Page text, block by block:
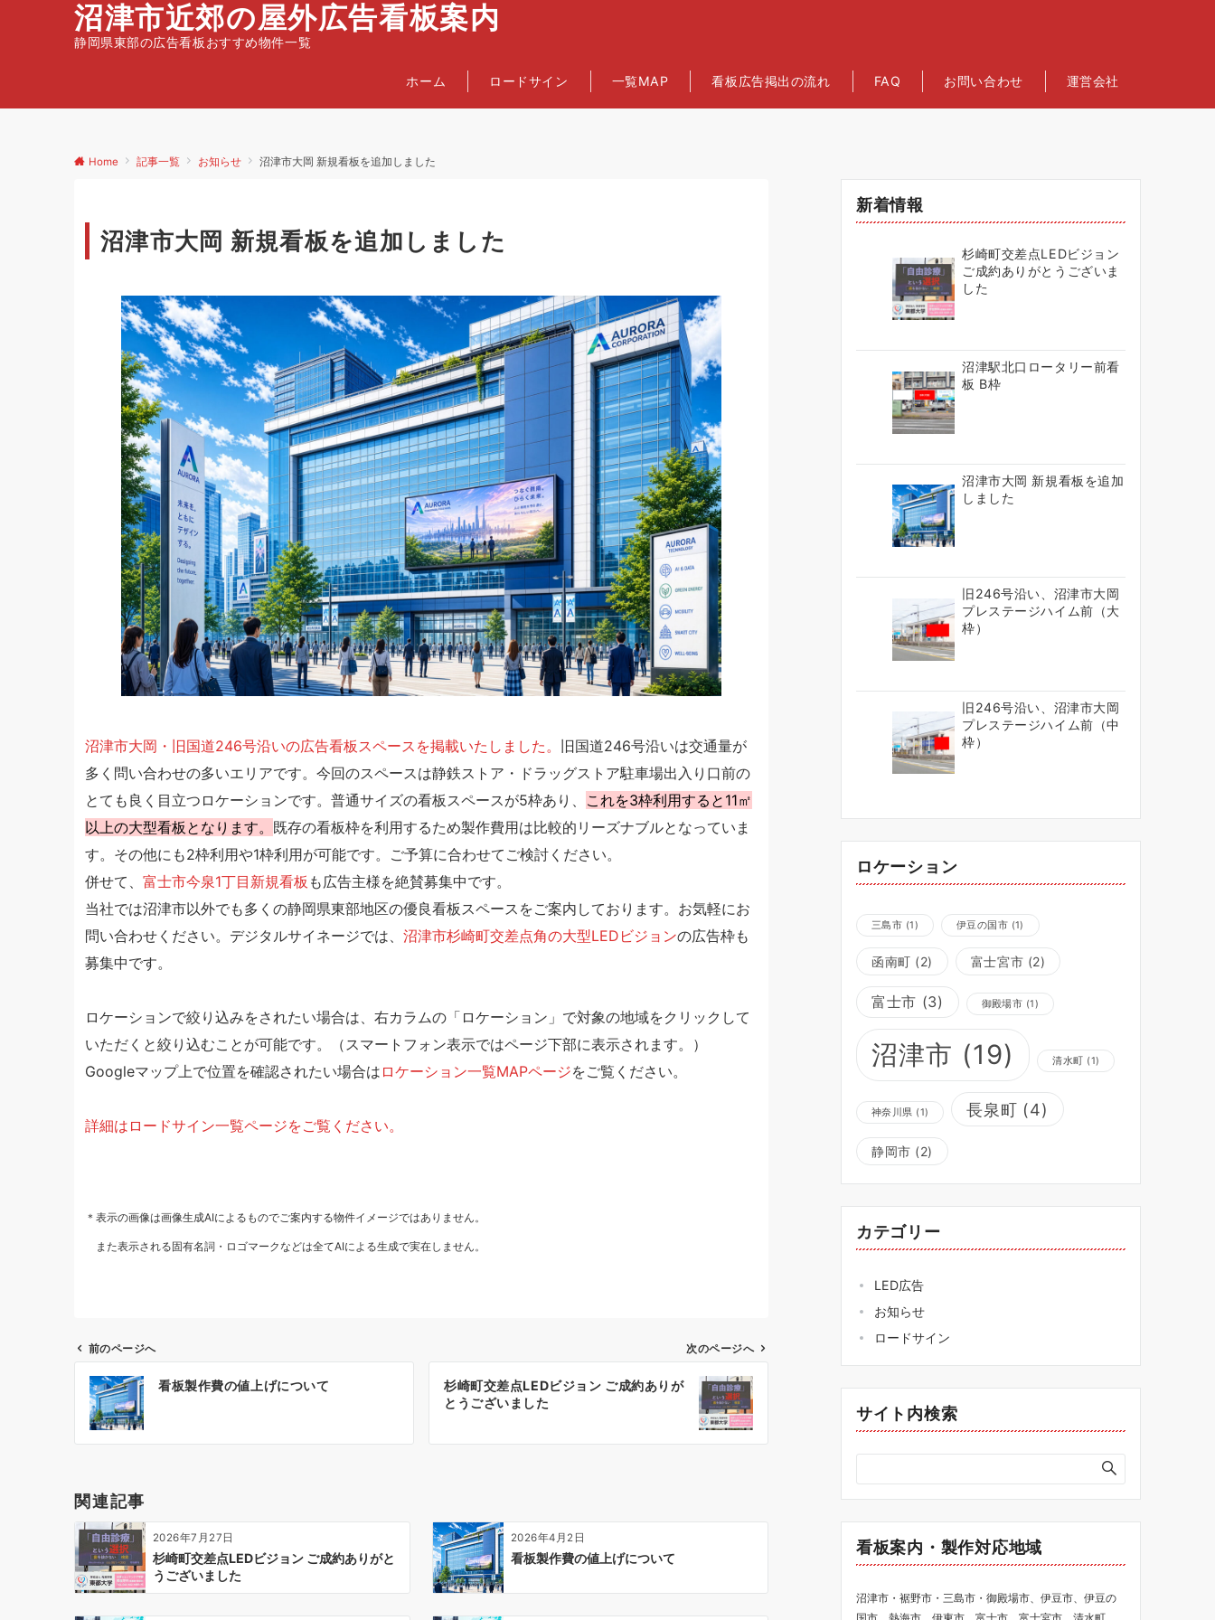
沼津市近郊の屋外広告看板案内
静岡県東部の広告看板おすすめ物件一覧
ホーム ロードサイン 一覧MAP 看板広告掲出の流れ FAQ お問い合わせ 運営会社
Home 記事一覧 お知らせ 沼津市大岡 新規看板を追加しました
沼津市大岡 新規看板を追加しました
沼津市大岡・旧国道246号沿いの広告看板スペースを掲載いたしました。 旧国道246号沿いは交通量が
多く問い合わせの多いエリアです。今回のスペースは静鉄ストア・ドラッグストア駐車場出入り口前の
とても良く目立つロケーションです。普通サイズの看板スペースが5枠あり、 これを3枠利用すると11㎡
以上の大型看板となります。 既存の看板枠を利用するため製作費用は比較的リーズナブルとなっていま
す。その他にも2枠利用や1枠利用が可能です。ご予算に合わせてご検討ください。
併せて、 富士市今泉1丁目新規看板 も広告主様を絶賛募集中です。
当社では沼津市以外でも多くの静岡県東部地区の優良看板スペースをご案内しております。お気軽にお
問い合わせください。デジタルサイネージでは、 沼津市杉崎町交差点角の大型LEDビジョンの広告枠も
募集中です。
ロケーションで絞り込みをされたい場合は、右カラムの「ロケーション」で対象の地域をクリックして
いただくと絞り込むことが可能です。（スマートフォン表示ではページ下部に表示されます。）
Googleマップ上で位置を確認されたい場合は ロケーション一覧MAPページをご覧ください。
詳細はロードサイン一覧ページをご覧ください。
＊表示の画像は画像生成AIによるものでご案内する物件イメージではありません。
また表示される固有名詞・ロゴマークなどは全てAIによる生成で実在しません。
シ
ョ
ン
前のページへ
看板製作費の値上げについて
次のページへ
杉崎町交差点LEDビジョン ご成約ありが
とうございました
関連記事
2026年7月27日
杉崎町交差点LEDビジョン ご成約ありがと
うございました
2026年4月2日
看板製作費の値上げについて
新着情報
杉崎町交差点LEDビジョン
ご成約ありがとうございま
した
沼津駅北口ロータリー前看
板 B枠
沼津市大岡 新規看板を追加
しました
旧246号沿い、沼津市大岡
プレステージハイム前（大
枠）
旧246号沿い、沼津市大岡
プレステージハイム前（中
枠）
ロケーション
三島市 (1) 伊豆の国市 (1)
函南町 (2) 富士宮市 (2)
富士市 (3) 御殿場市 (1)
沼津市 (19) 清水町 (1)
神奈川県 (1) 長泉町 (4)
静岡市 (2)
カテゴリー
LED広告
お知らせ
ロードサイン
サイト内検索
看板案内・製作対応地域
沼津市・裾野市・三島市・御殿場市、伊豆市、伊豆の